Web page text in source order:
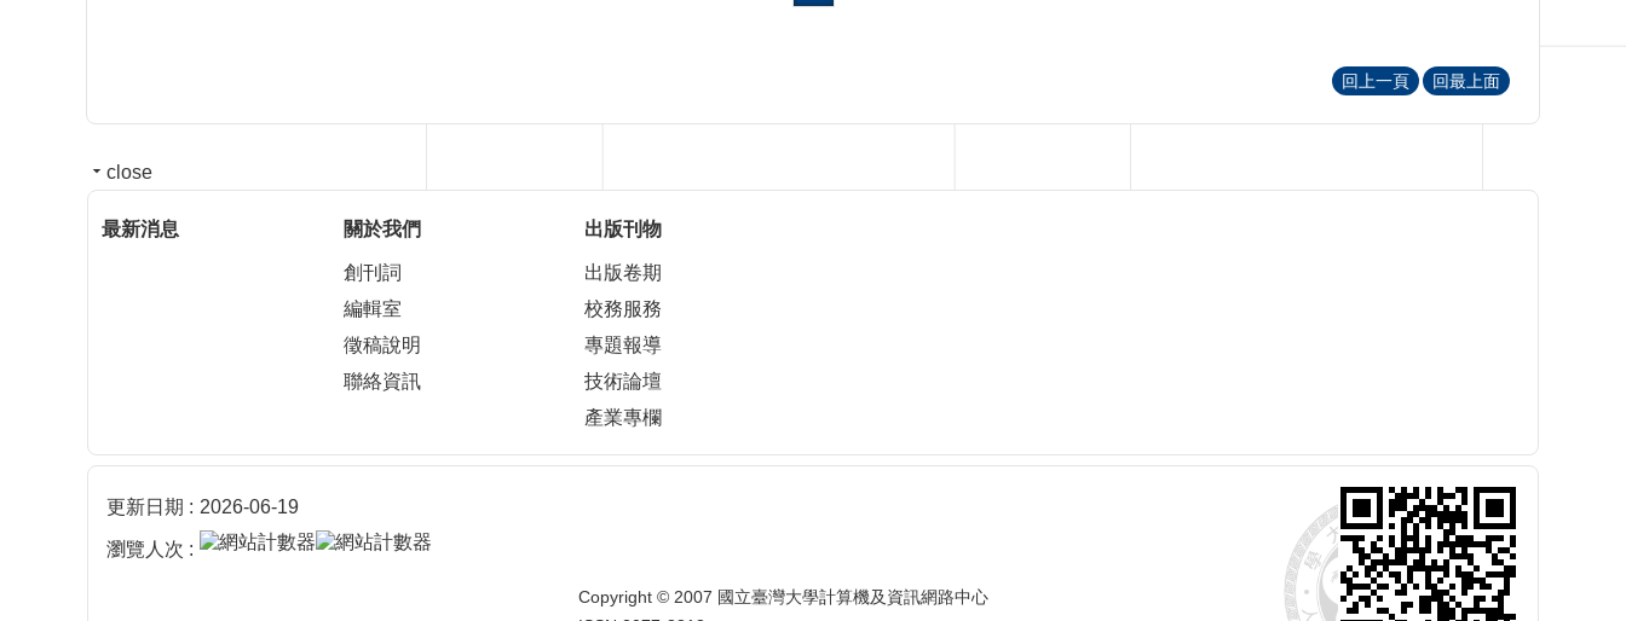
回上一頁 回最上面
close
最新消息 關於我們
創刊詞
編輯室
徵稿說明
聯絡資訊
出版刊物
出版卷期
校務服務
專題報導
技術論壇
產業專欄
更新日期 2026-06-19
瀏覽人次
Copyright © 2007 國立臺灣大學計算機及資訊網路中心